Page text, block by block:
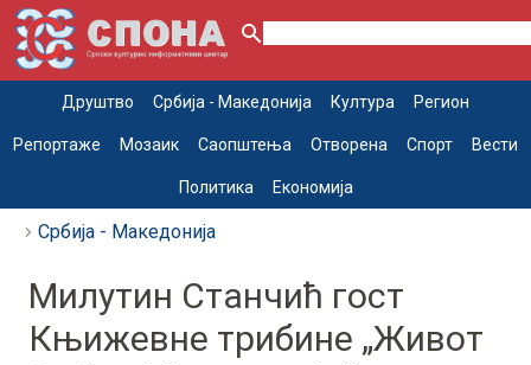
Друштво Србија - Македонија Култура Регион
Репортаже Мозаик Саопштења Отворена Спорт Вести
Политика Економија
Србија - Македонија
Милутин Станчић гост
Књижевне трибине „Живот